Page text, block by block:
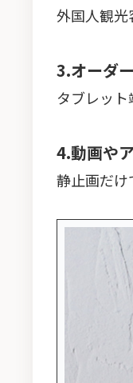
外国人観光
3.オーダ
タブレッ
4.動画や
静止画だけ